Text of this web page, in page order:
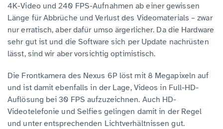
4K-Video und 240 FPS-Aufnahmen ab einer gewissen
Länge für Abbrüche und Verlust des Videomaterials – zwar
nur erratisch, aber dafür umso ärgerlicher. Da die Hardware
sehr gut ist und die Software sich per Update nachrüsten
lässt, sind wir aber vorsichtig optimistisch.
Die Frontkamera des Nexus 6P löst mit 8 Megapixeln auf
und ist damit ebenfalls in der Lage, Videos in Full-HD-
Auflösung bei 30 FPS aufzuzeichnen. Auch HD-
Videotelefonie und Selfies gelingen damit in der Regel
und unter entsprechenden Lichtverhältnissen gut.